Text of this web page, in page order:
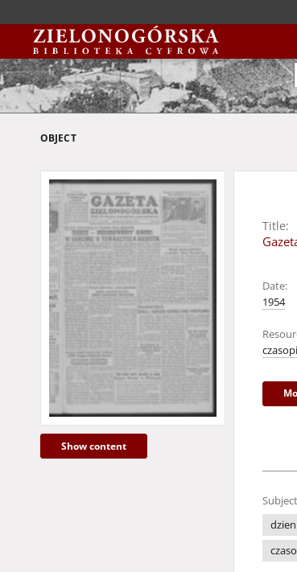
OBJECT
Show content
Title:
Date:
1954